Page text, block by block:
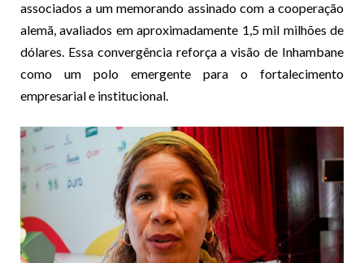
associados a um memorando assinado com a cooperação
alemã, avaliados em aproximadamente 1,5 mil milhões de
dólares. Essa convergência reforça a visão de Inhambane
como um polo emergente para o fortalecimento
empresarial e institucional.